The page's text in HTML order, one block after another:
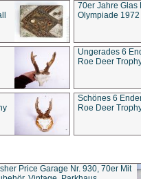
70er Jahre Glas
Olympiade
Ungerades 6
Roe Deer
Schönes 6
Roe Deer
Price Garage Nr. 930, 70er Mit